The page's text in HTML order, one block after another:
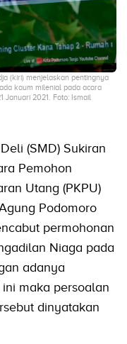
(kiri) menjelaskan pentingnya
kaum milenial pada acara
Januari 2021. Foto: Ismail
(SMD) Sukiran
Pemohon
Utang (PKPU)
Podomoro
permohonan
Niaga pada
adanya
maka persoalan
dinyatakan